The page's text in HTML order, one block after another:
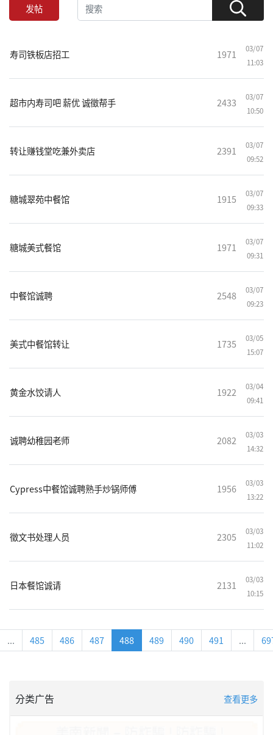
发帖
寿司铁板店招工 1971
03/07
11:03
超市内寿司吧 薪优 诚徵帮手 2433
03/07
10:50
转让赚钱堂吃兼外卖店 2391
03/07
09:52
糖城翠苑中餐馆 1915
03/07
09:33
糖城美式餐馆 1971
03/07
09:31
中餐馆诚聘 2548
03/07
09:23
美式中餐馆转让 1735
03/05
15:07
黄金水饺请人 1922
03/04
09:41
诚聘幼稚园老师 2082
03/03
14:32
Cypress中餐馆诚聘熟手炒锅师傅 1956
03/03
13:22
徵文书处理人员 2305
03/03
11:02
日本餐馆诚请 2131
03/03
10:15
... 485 486 487 488 489 490 491 ...
分类广告 查看更多